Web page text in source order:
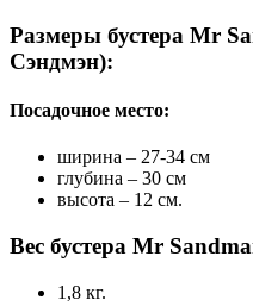
Размеры бустера Mr
Сэндмэн):
Посадочное место:
ширина – 27-34 см
глубина – 30 см
высота – 12 см.
Вес бустера Mr
1,8 кг.